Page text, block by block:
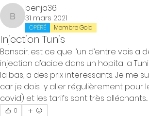
benja36
benja36
31 mars 2021
OPÉRÉ Membre Gold
Injection Tunis
Bonsoir. est ce que l’un d’entre vois a
injection d’acide dans un hopital a
la bas, a des prix interessants. Je me
car je dois  y aller régulièrement pour
covid) et les tarifs sont très alléchants...
0